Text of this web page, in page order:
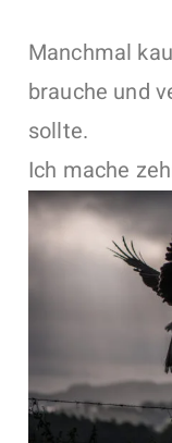
Manchmal
brauche und
sollte.
Ich mache